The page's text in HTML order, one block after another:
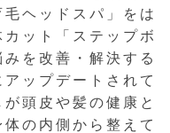
ヘッドスパ」をは
ット「ステップボ
を改善・解決する
ップデートされて
頭皮や髪の健康と
の内側から整えて